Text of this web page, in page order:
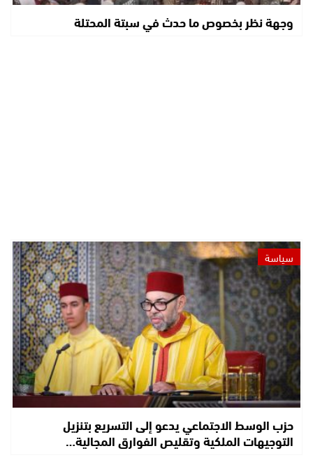
وجهة نظر بخصوص ما حدث في سبتة المحتلة
سياسة
حزب الوسط الاجتماعي يدعو إلى التسريع بتنزيل
التوجيهات الملكية وتقليص الفوارق المجالية…